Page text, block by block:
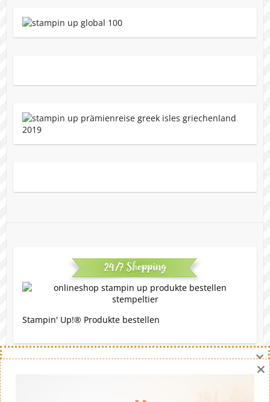
24/7 Shopping
Stampin' Up!® Produkte bestellen
×
×